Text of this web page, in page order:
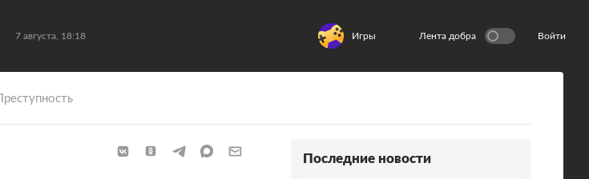
7 августа, 18:18 Игры Лента добра Войти
Преступность
Последние новости